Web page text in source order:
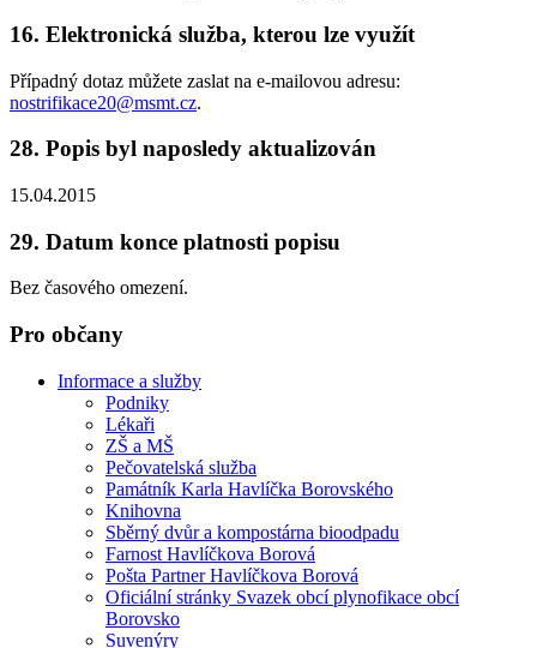
16. Elektronická služba, kterou lze využít
Případný dotaz můžete zaslat na e-mailovou adresu:
nostrifikace20@msmt.cz.
28. Popis byl naposledy aktualizován
15.04.2015
29. Datum konce platnosti popisu
Bez časového omezení.
Pro občany
Informace a služby
Podniky
Lékaři
ZŠ a MŠ
Pečovatelská služba
Památník Karla Havlíčka Borovského
Knihovna
Sběrný dvůr a kompostárna bioodpadu
Farnost Havlíčkova Borová
Pošta Partner Havlíčkova Borová
Oficiální stránky Svazek obcí plynofikace obcí
Borovsko
Suvenýry